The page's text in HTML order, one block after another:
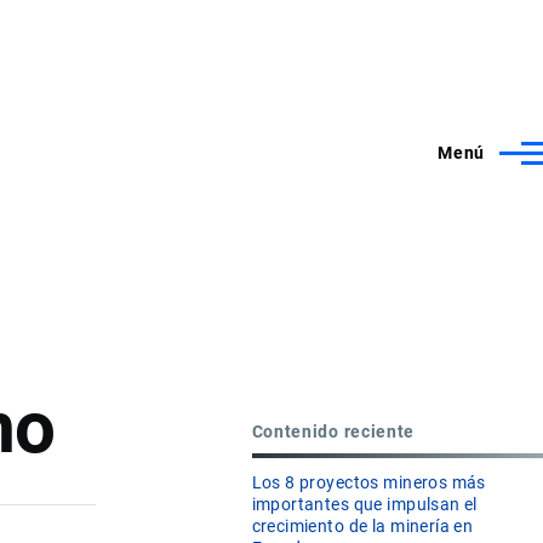
Menú
Contenido reciente
Los 8 proyectos mineros más
importantes que impulsan el
crecimiento de la minería en